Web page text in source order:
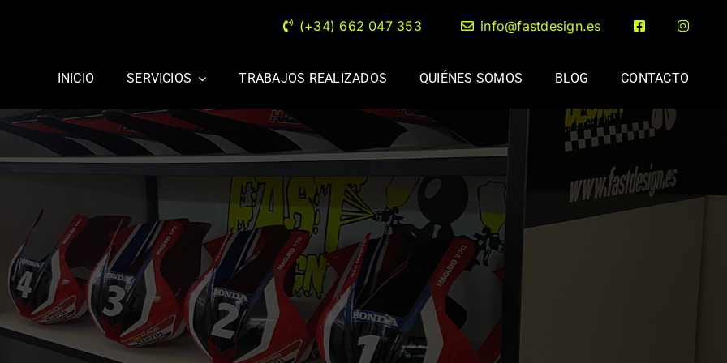
(+34) 662 047 353 info@fastdesign.es
INICIO SERVICIOS TRABAJOS REALIZADOS QUIÉNES SOMOS BLOG CONTACTO